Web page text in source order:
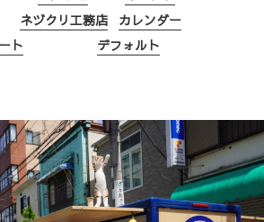
ネヅクリ工務店
カレンダー
ト
デフォルト